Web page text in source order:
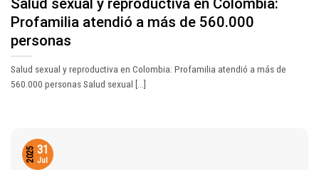
Profamilia atendió a más de 560.000
personas
Salud sexual y reproductiva en Colombia: Profamilia atendió a más de
560.000 personas Salud sexual [...]
31
Jul
2025